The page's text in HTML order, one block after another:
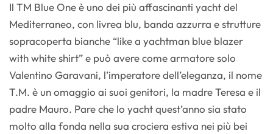
Il TM Blue One è uno dei più affascinanti yacht del
Mediterraneo, con livrea blu, banda azzurra e strutture
sopracoperta bianche “like a yachtman blue blazer
with white shirt” e può avere come armatore solo
Valentino Garavani, l’imperatore dell’eleganza, il nome
T.M. è un omaggio ai suoi genitori, la madre Teresa e il
padre Mauro. Pare che lo yacht quest’anno sia stato
molto alla fonda nella sua crociera estiva nei più bei